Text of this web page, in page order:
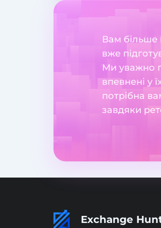
Вам більше
вже
Ми уважно
впевнені у
потрібна
завдяки
Exchange